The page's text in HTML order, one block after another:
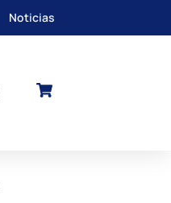
Noticias